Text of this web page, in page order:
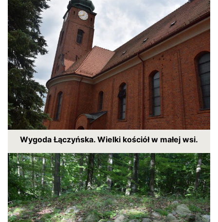
Wygoda Łączyńska. Wielki kościół w małej wsi.